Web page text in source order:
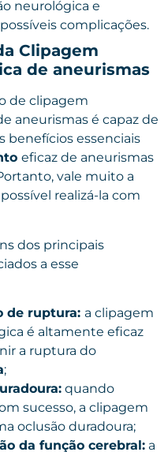
neurológica e
complicações.
Clipagem
de aneurismas
de clipagem
aneurismas é capaz de
benefícios essenciais
eficaz de aneurismas
vale muito a
realizá-la com
dos principais
a esse
de ruptura: a clipagem
é altamente eficaz
a ruptura do
;
quando
sucesso, a clipagem
oclusão duradoura;
da função cerebral: a